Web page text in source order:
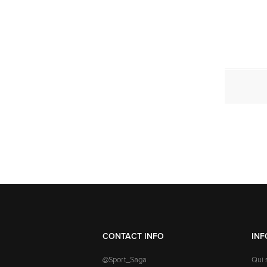
CONTACT INFO
@Sport_Saga Qui